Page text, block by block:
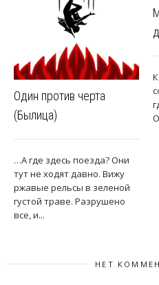
Один против черта
(Былица)
…А где здесь поезда? Они
тут не ходят давно. Вижу
ржавые рельсы в зеленой
густой траве. Разрушено
все, и...
НЕТ